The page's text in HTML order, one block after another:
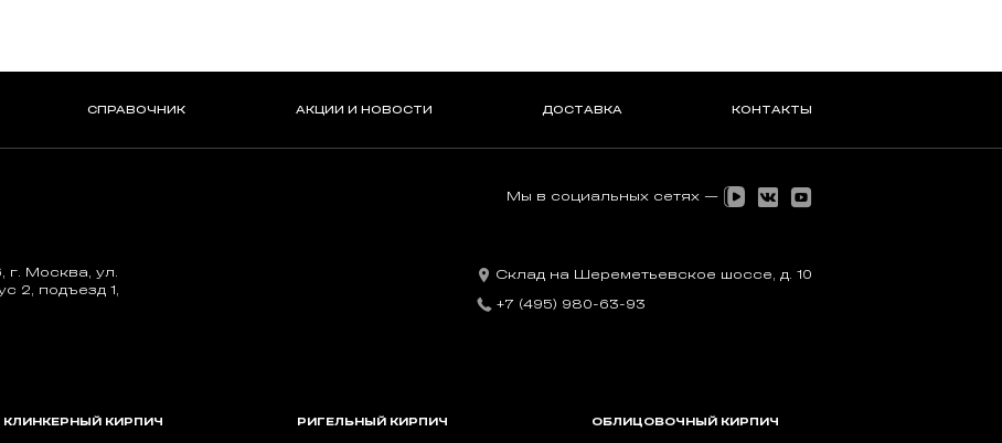
СПРАВОЧНИК АКЦИИ И НОВОСТИ ДОСТАВКА КОНТАКТЫ
Мы в социальных сетях —
Москва, ул.
2, подъезд 1,
Склад на Шереметьевское шоссе, д. 10
+7 (495) 980-63-93
КЛИНКЕРНЫЙ КИРПИЧ РИГЕЛЬНЫЙ КИРПИЧ ОБЛИЦОВОЧНЫЙ КИРПИЧ